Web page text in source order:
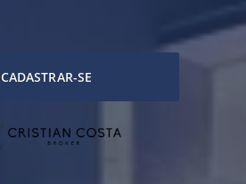
CADASTRAR-SE